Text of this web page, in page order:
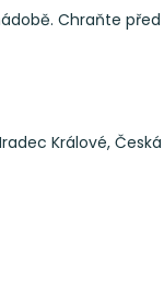
Chraňte
Králové,